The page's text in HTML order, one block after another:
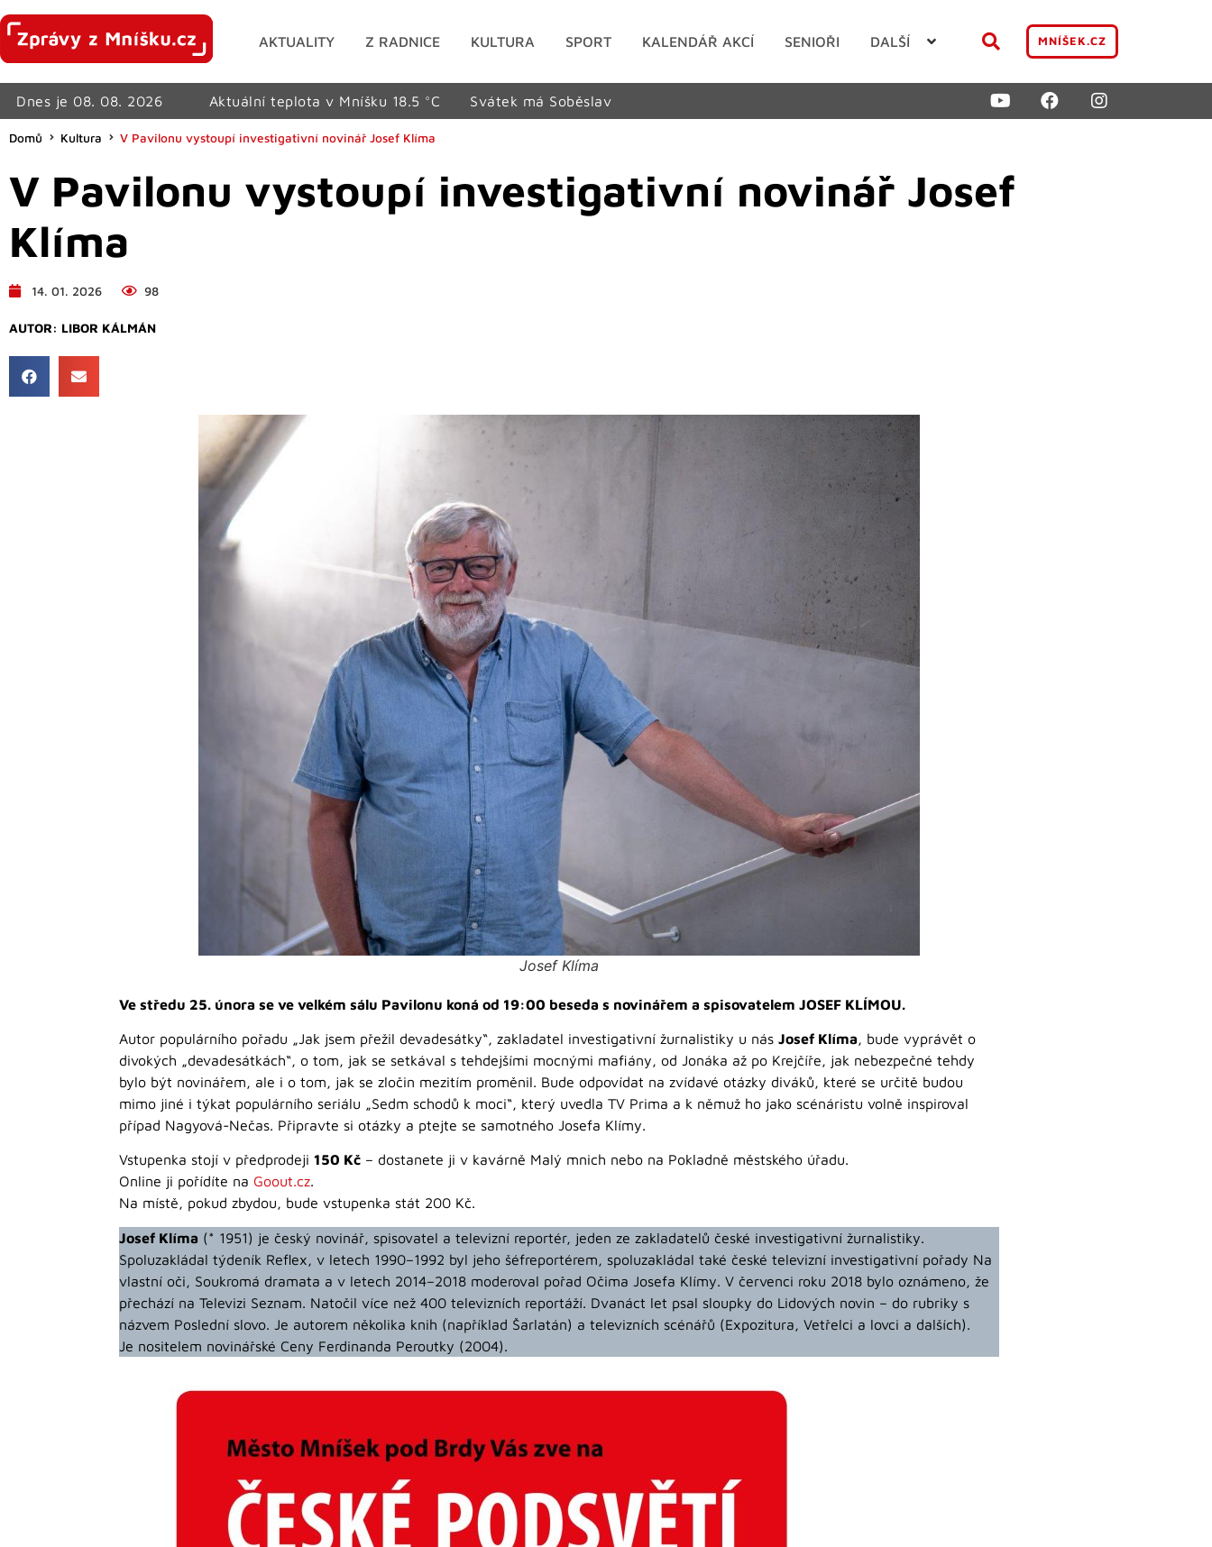
AKTUALITY Z RADNICE KULTURA SPORT KALENDÁŘ AKCÍ SENIOŘI DALŠÍ MNÍŠEK.CZ
Dnes je 08. 08. 2026 Aktuální teplota v Mníšku 18.5 °C Svátek má Soběslav
Domů Kultura V Pavilonu vystoupí investigativní novinář Josef Klíma
V Pavilonu vystoupí investigativní novinář Josef
Klíma
14. 01. 2026 98
AUTOR: LIBOR KÁLMÁN
Josef Klíma
Ve středu 25. února se ve velkém sálu Pavilonu koná od 19:00 beseda s novinářem a spisovatelem JOSEF KLÍMOU.
Autor populárního pořadu „Jak jsem přežil devadesátky“, zakladatel investigativní žurnalistiky u nás Josef Klíma, bude vyprávět o
divokých „devadesátkách“, o tom, jak se setkával s tehdejšími mocnými mafiány, od Jonáka až po Krejčíře, jak nebezpečné tehdy
bylo být novinářem, ale i o tom, jak se zločin mezitím proměnil. Bude odpovídat na zvídavé otázky diváků, které se určitě budou
mimo jiné i týkat populárního seriálu „Sedm schodů k moci“, který uvedla TV Prima a k němuž ho jako scénáristu volně inspiroval
případ Nagyová-Nečas. Připravte si otázky a ptejte se samotného Josefa Klímy.
Vstupenka stojí v předprodeji 150 Kč – dostanete ji v kavárně Malý mnich nebo na Pokladně městského úřadu.
Online ji pořídíte na Goout.cz.
Na místě, pokud zbydou, bude vstupenka stát 200 Kč.
Josef Klíma (* 1951) je český novinář, spisovatel a televizní reportér, jeden ze zakladatelů české investigativní žurnalistiky.
Spoluzakládal týdeník Reflex, v letech 1990–1992 byl jeho šéfreportérem, spoluzakládal také české televizní investigativní pořady Na
vlastní oči, Soukromá dramata a v letech 2014–2018 moderoval pořad Očima Josefa Klímy. V červenci roku 2018 bylo oznámeno, že
přechází na Televizi Seznam. Natočil více než 400 televizních reportáží. Dvanáct let psal sloupky do Lidových novin – do rubriky s
názvem Poslední slovo. Je autorem několika knih (například Šarlatán) a televizních scénářů (Expozitura, Vetřelci a lovci a dalších).
Je nositelem novinářské Ceny Ferdinanda Peroutky (2004).